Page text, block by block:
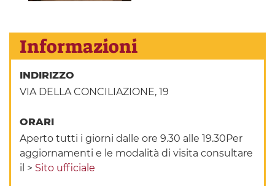
Informazioni
INDIRIZZO
VIA DELLA CONCILIAZIONE, 19
ORARI
Aperto tutti i giorni dalle ore 9.30 alle 19.30Per
aggiornamenti e le modalità di visita consultare
il > Sito ufficiale